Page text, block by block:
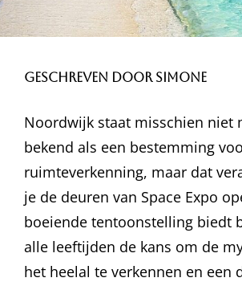
Geschreven door Simone
Noordwijk staat misschien niet
bekend als een bestemming
ruimteverkenning, maar dat
je de deuren van Space Expo
boeiende tentoonstelling biedt
alle leeftijden de kans om de
het heelal te verkennen en een